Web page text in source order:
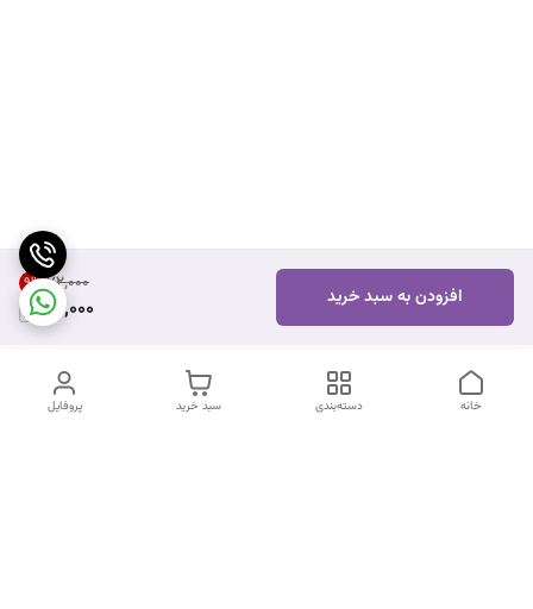
۷۲٬۰۰۰ 9%
65,000 افزودن به سبد خرید
پروفایل سبد خرید دسته‌بندی خانه